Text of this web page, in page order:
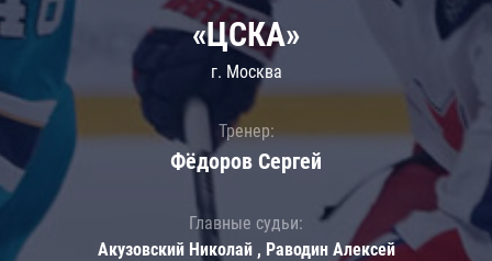
«ЦСКА»
г. Москва
Тренер:
Фёдоров Сергей
Главные судьи:
Акузовский Николай , Раводин Алексей